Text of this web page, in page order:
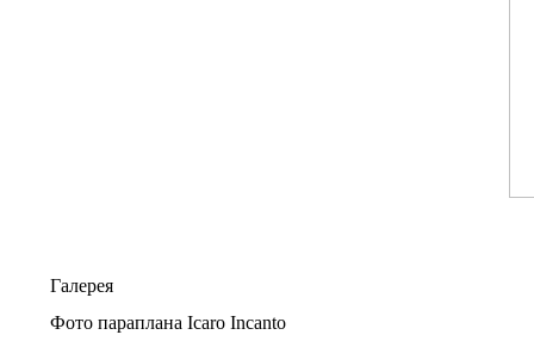
Галерея
Фото параплана Icaro Incanto